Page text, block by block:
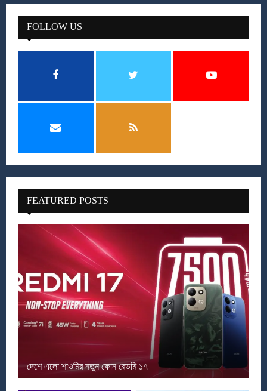
FOLLOW US
FEATURED POSTS
দেশে এলো শাওমির নতুন ফোন রেডমি ১৭